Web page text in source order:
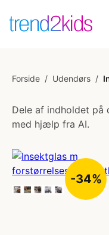
Forside / Udendørs /
Dele af indholdet på
med hjælp fra AI.
-34%